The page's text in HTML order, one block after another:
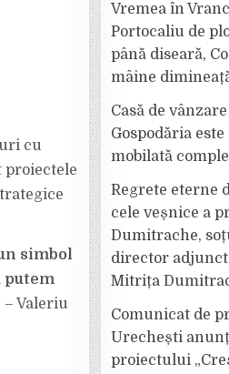
cu
proiectele
simbol
putem
– Valeriu
Vremea în
Portocaliu de
până diseară,
mâine
Casă de
Gospodăria
mobilată
Regrete eterne
cele veșnice a
Dumitrache,
director adjunct
Mitrița
Comunicat de
Urechești
proiectului